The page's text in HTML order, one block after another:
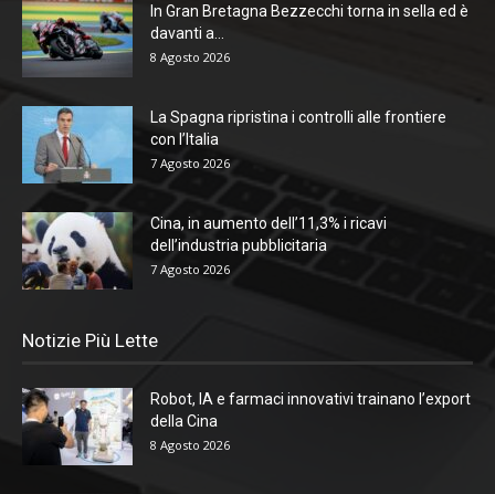
In Gran Bretagna Bezzecchi torna in sella ed è
davanti a...
8 Agosto 2026
La Spagna ripristina i controlli alle frontiere
con l’Italia
7 Agosto 2026
Cina, in aumento dell’11,3% i ricavi
dell’industria pubblicitaria
7 Agosto 2026
Notizie Più Lette
Robot, IA e farmaci innovativi trainano l’export
della Cina
8 Agosto 2026